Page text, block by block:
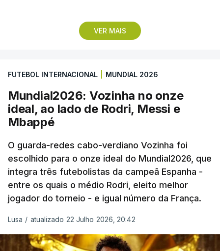
VER MAIS
Lopes Cabral conquistou o prémio graças ao
remate de pé direito que colocou a bola no ângulo
“Foi simplesmente surreal”, disse à FIFA o jogador
dos turcos do Trabzonspor, recordando o momento
que fez Cabo Verde sonhar alto na sua primeira
participação numa fase final de um Mundial.
O ex-lateral do Benfica considerou que o galardão
“é um enorme orgulho e um reconhecimento que
qualquer jogador gostaria de ter”.
competição”, afirmou o futebolista, de 23 anos.
FUTEBOL INTERNACIONAL MUNDIAL 2026
Mundial2026: Vozinha no onze
ideal, ao lado de Rodri, Messi e
Mbappé
O guarda-redes cabo-verdiano Vozinha foi
escolhido para o onze ideal do Mundial2026, que
integra três futebolistas da campeã Espanha -
entre os quais o médio Rodri, eleito melhor
jogador do torneio - e igual número da França.
Lusa / atualizado 22 Julho 2026, 20:42